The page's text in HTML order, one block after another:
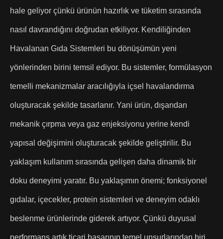
hale geliyor çünkü ürünün hazırlık ve tüketim sırasında
nasıl davrandığını doğrudan etkiliyor. Kendiliğinden
Havalanan Gıda Sistemleri bu dönüşümün yeni
yönlerinden birini temsil ediyor. Bu sistemler, formülasyon
temelli mekanizmalar aracılığıyla içsel havalandırma
oluşturacak şekilde tasarlanır. Yani ürün, dışarıdan
mekanik çırpma veya gaz enjeksiyonu yerine kendi
yapısal değişimini oluşturacak şekilde geliştirilir. Bu
yaklaşım kullanım sırasında gelişen daha dinamik bir
doku deneyimi yaratır. Bu yaklaşımın önemi; fonksiyonel
gıdalar, içecekler, protein sistemleri ve deneyim odaklı
beslenme ürünlerinde giderek artıyor. Çünkü duyusal